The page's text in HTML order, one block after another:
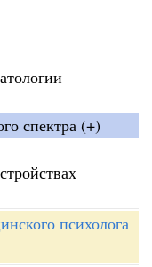
спектра (+)
психолога